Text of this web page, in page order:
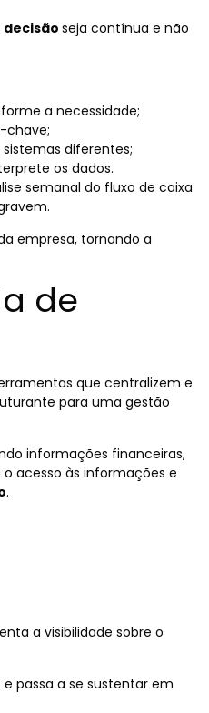
seja contínua e não
a necessidade;
chave;
diferentes;
os dados.
semanal do fluxo de caixa
empresa, tornando a
de
que centralizem e
para uma gestão
informações financeiras,
acesso às informações e
.
a visibilidade sobre o
passa a se sustentar em